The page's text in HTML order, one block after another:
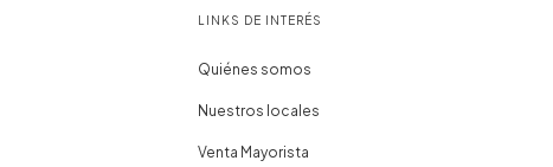
LINKS DE INTERÉS
Quiénes somos
Nuestros locales
Venta Mayorista